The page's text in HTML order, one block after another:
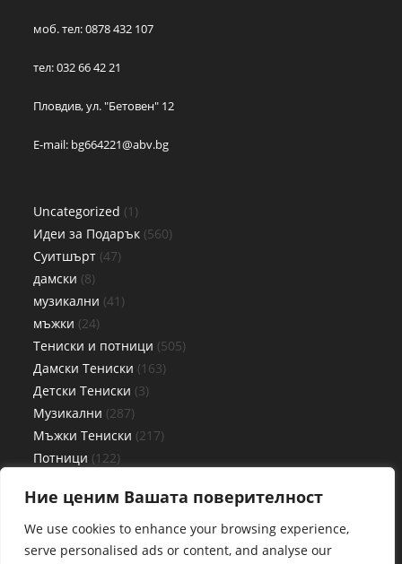
Ние ценим Вашата поверителност
We use cookies to enhance your browsing experience,
serve personalised ads or content, and analyse our
моб. тел: 0878 432 107
тел: 032 66 42 21
Пловдив, ул. "Бетовен" 12
E-mail: bg664221@abv.bg
Uncategorized 1
Идеи за Подарък 560
Суитшърт 47
дамски 8
музикални 41
мъжки 24
Тениски и потници 505
Дамски Тениски 163
Детски Тениски 3
Музикални 287
Мъжки Тениски 217
Потници 122
Детски потници 3
Мъжки потници 63
Чаши 27